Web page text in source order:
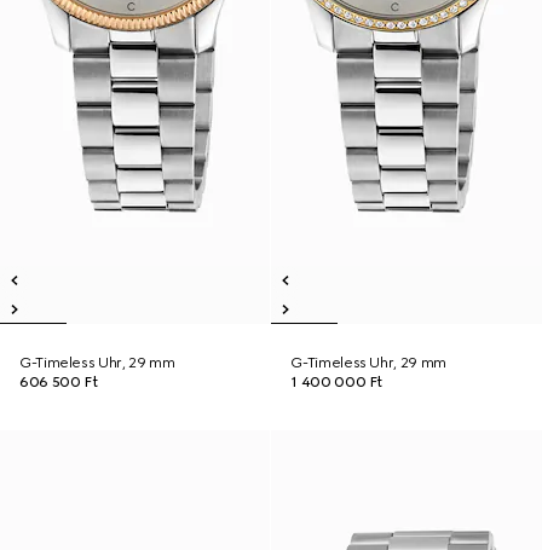
G-Timeless Uhr, 29 mm
606 500 Ft
G-Timeless Uhr, 29 mm
1 400 000 Ft